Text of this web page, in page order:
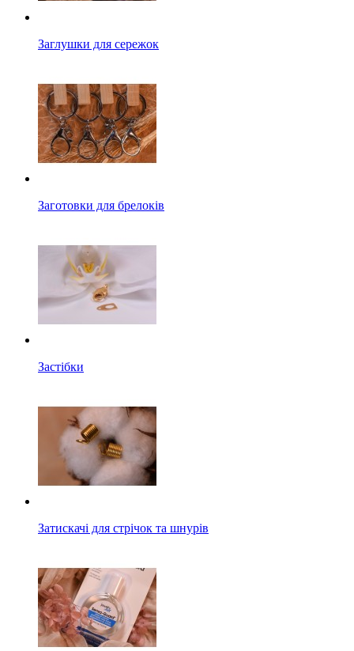
Заглушки для сережок
Заготовки для брелоків
Застібки
Затискачі для стрічок та шнурів